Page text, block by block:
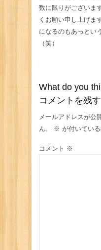
数に限りがございま
くお願い申し上げま
になるのもあっとい
（笑）
What do you
コメントを残す
メールアドレスが公
ん。
※ が付いてい
コメント ※